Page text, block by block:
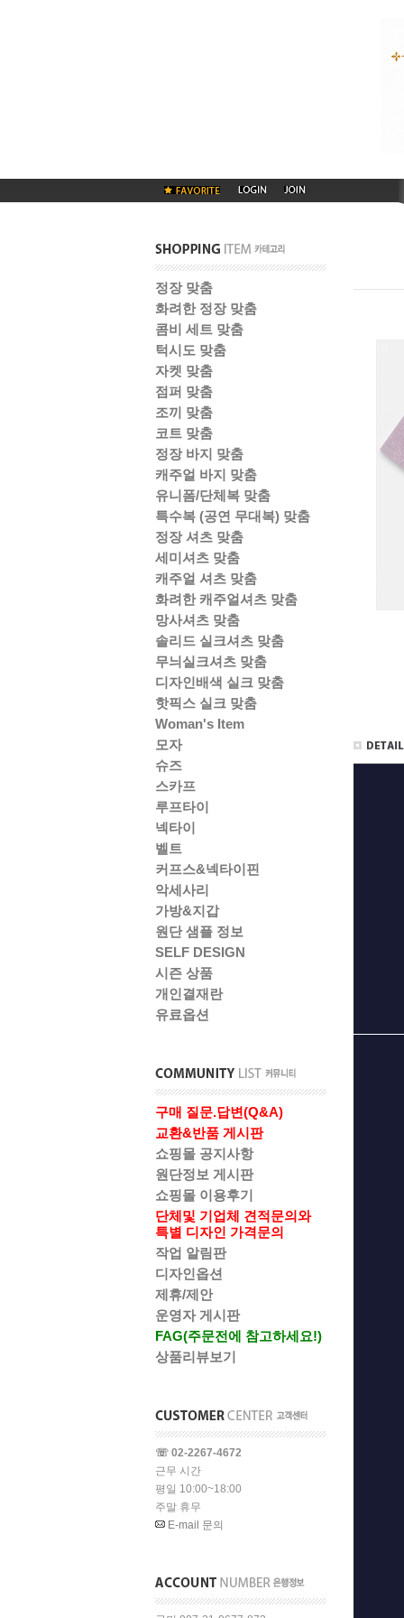
정장 맞춤
화려한 정장 맞춤
콤비 세트 맞춤
턱시도 맞춤
자켓 맞춤
점퍼 맞춤
조끼 맞춤
코트 맞춤
정장 바지 맞춤
캐주얼 바지 맞춤
유니폼/단체복 맞춤
특수복 (공연 무대복) 맞춤
정장 셔츠 맞춤
세미셔츠 맞춤
캐주얼 셔츠 맞춤
화려한 캐주얼셔츠 맞춤
망사셔츠 맞춤
솔리드 실크셔츠 맞춤
무늬실크셔츠 맞춤
디자인배색 실크 맞춤
핫픽스 실크 맞춤
Woman's Item
모자
슈즈
스카프
루프타이
넥타이
벨트
커프스&넥타이핀
악세사리
가방&지갑
원단 샘플 정보
SELF DESIGN
시즌 상품
개인결재란
유료옵션
구매 질문.답변(Q&A)
교환&반품 게시판
쇼핑몰 공지사항
원단정보 게시판
쇼핑몰 이용후기
단체및 기업체 견적문의와
특별 디자인 가격문의
작업 알림판
디자인옵션
제휴/제안
운영자 게시판
FAG(주문전에 참고하세요!)
상품리뷰보기
☏ 02-2267-4672
근무 시간
평일 10:00~18:00
주말 휴무
E-mail 문의